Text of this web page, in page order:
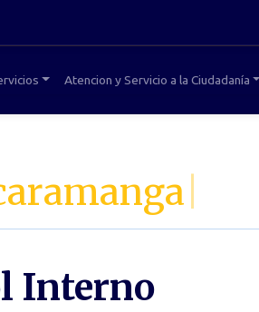
Atencion y Servicio a la Ciudadanía
Interno